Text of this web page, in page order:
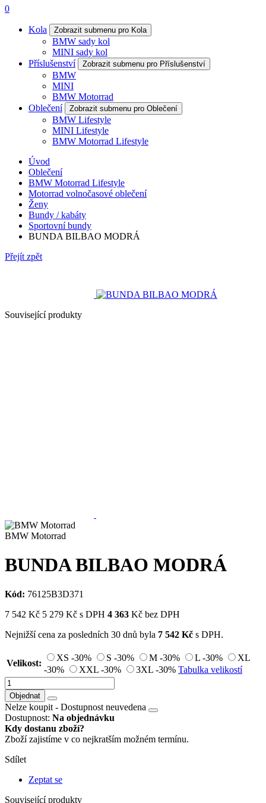
0
Kola Zobrazit submenu pro Kola
BMW sady kol
MINI sady kol
Příslušenství
Zobrazit submenu pro Příslušenství
BMW
MINI
BMW Motorrad
Oblečení
Zobrazit submenu pro Oblečení
BMW Lifestyle
MINI Lifestyle
BMW Motorrad Lifestyle
Úvod
Oblečení
BMW Motorrad Lifestyle
Motorrad volnočasové oblečení
Ženy
Bundy / kabáty
Sportovní bundy
BUNDA BILBAO MODRÁ
Přejít zpět
Související produkty
BMW Motorrad
BUNDA BILBAO MODRÁ
Kód: 76125B3D371
7 542 Kč 5 279 Kč s DPH 4 363 Kč bez DPH
Nejnižší cena za posledních 30 dnů byla 7 542 Kč s DPH.
Velikost:
XS -30% S -30% M -30% L -30%
XL
-30%
XXL -30% 3XL -30% Tabulka velikostí
Objednat
Nelze koupit - Dostupnost neuvedena
Dostupnost: Na objednávku
Kdy dostanu zboží?
Zboží zajistíme v co nejkratším možném termínu.
Sdílet
Zeptat se
Související produkty